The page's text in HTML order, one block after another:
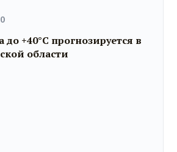
+40°C прогнозируется в
области